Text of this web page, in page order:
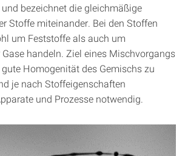
bezeichnet die gleichmäßige
Stoffe miteinander. Bei den Stoffen
um Feststoffe als auch um
handeln. Ziel eines Mischvorgangs
Homogenität des Gemischs zu
je nach Stoffeigenschaften
und Prozesse notwendig.